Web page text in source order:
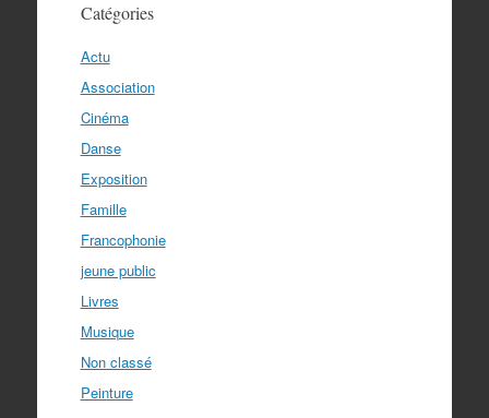
Catégories
Actu
Association
Cinéma
Danse
Exposition
Famille
Francophonie
jeune public
Livres
Musique
Non classé
Peinture